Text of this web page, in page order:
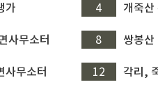
가 4 개죽산
사무소터 8 쌍봉산
사무소터 12 각리,